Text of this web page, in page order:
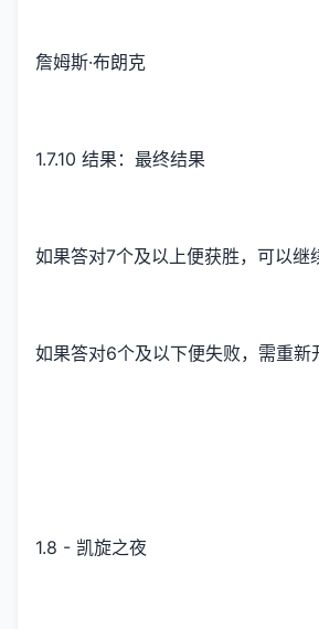
詹姆斯·布朗克
1.7.10 结果：最终结果
如果答对7个及以上便获胜，可以继
如果答对6个及以下便失败，需重新
1.8 - 凯旋之夜